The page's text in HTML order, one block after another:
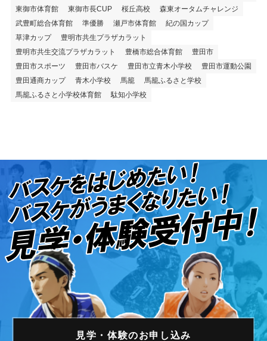
東御市体育館
東御市長CUP 桜丘高校
森東オータムチャレンジ
武豊町総合体育館
準優勝 瀬戸市体育館
紀の国カップ
草津カップ
豊明市共生プラザカラット
豊明市共生交流プラザカラット
豊橋市総合体育館
豊田市
豊田市スポーツ
豊田市バスケ 豊田市立青木小学校
豊田市運動公園
豊田通商カップ
青木小学校 馬籠
馬籠ふるさと学校
馬籠ふるさと小学校体育館
駄知小学校
見学・体験のお申し込み